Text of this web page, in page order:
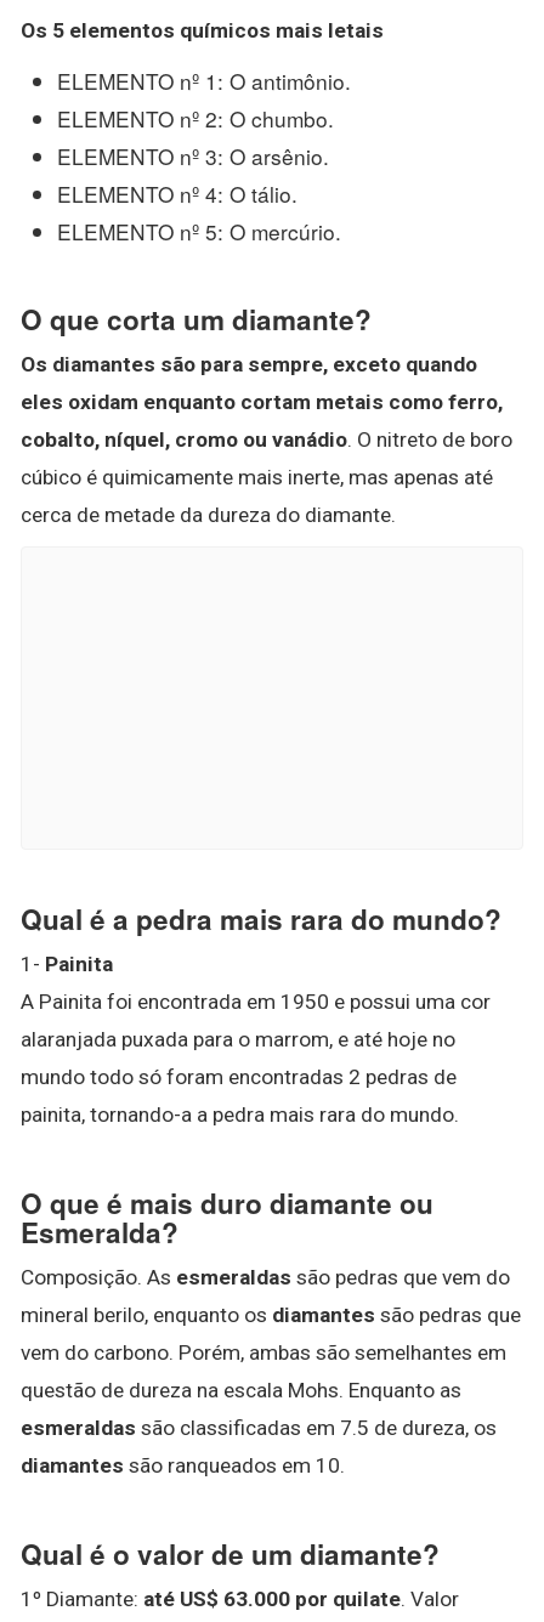
Os 5 elementos químicos mais letais
ELEMENTO nº 1: O antimônio.
ELEMENTO nº 2: O chumbo.
ELEMENTO nº 3: O arsênio.
ELEMENTO nº 4: O tálio.
ELEMENTO nº 5: O mercúrio.
O que corta um diamante?
Os diamantes são para sempre, exceto quando
eles oxidam enquanto cortam metais como ferro,
cobalto, níquel, cromo ou vanádio. O nitreto de boro
cúbico é quimicamente mais inerte, mas apenas até
cerca de metade da dureza do diamante.
Qual é a pedra mais rara do mundo?
1- Painita
A Painita foi encontrada em 1950 e possui uma cor
alaranjada puxada para o marrom, e até hoje no
mundo todo só foram encontradas 2 pedras de
painita, tornando-a a pedra mais rara do mundo.
O que é mais duro diamante ou
Esmeralda?
Composição. As esmeraldas são pedras que vem do
mineral berilo, enquanto os diamantes são pedras que
vem do carbono. Porém, ambas são semelhantes em
questão de dureza na escala Mohs. Enquanto as
esmeraldas são classificadas em 7.5 de dureza, os
diamantes são ranqueados em 10.
Qual é o valor de um diamante?
1º Diamante: até US$ 63.000 por quilate. Valor